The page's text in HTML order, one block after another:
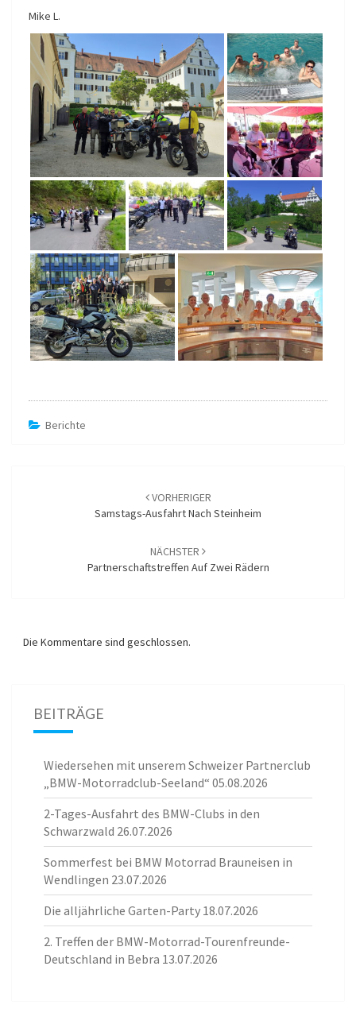
Mike L.
Berichte
VORHERIGER
Samstags-Ausfahrt Nach Steinheim
NÄCHSTER
Partnerschaftstreffen Auf Zwei Rädern
Die Kommentare sind geschlossen.
BEITRÄGE
Wiedersehen mit unserem Schweizer Partnerclub
„BMW-Motorradclub-Seeland“ 05.08.2026
2-Tages-Ausfahrt des BMW-Clubs in den
Schwarzwald 26.07.2026
Sommerfest bei BMW Motorrad Brauneisen in
Wendlingen 23.07.2026
Die alljährliche Garten-Party 18.07.2026
2. Treffen der BMW-Motorrad-Tourenfreunde-
Deutschland in Bebra 13.07.2026